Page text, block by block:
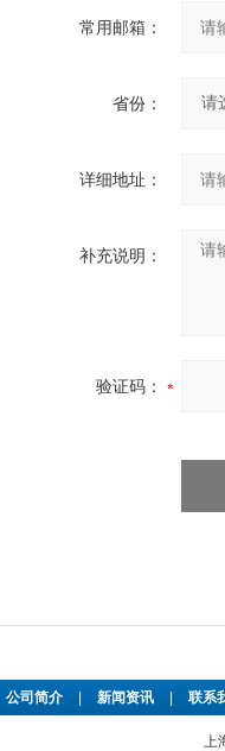
常用邮箱：
省份：
详细地址：
补充说明：
验证码：
公司简介 新闻资讯 联系
上